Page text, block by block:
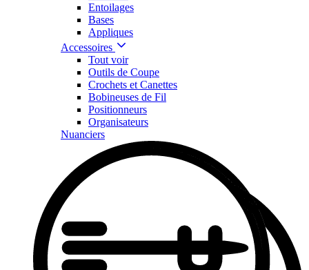
Entoilages
Bases
Appliques
Accessoires
Tout voir
Outils de Coupe
Crochets et Canettes
Bobineuses de Fil
Positionneurs
Organisateurs
Nuanciers